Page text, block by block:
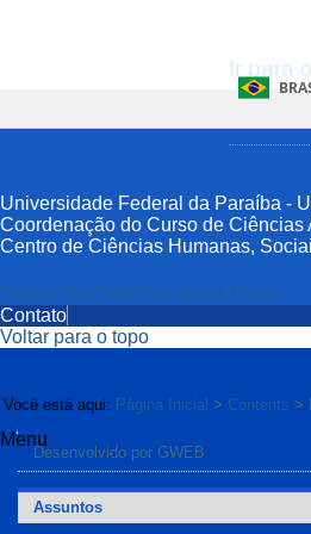
Ir para
Universidade Federal da Paraíba -
Coordenação do Curso de Ciências
Centro de Ciências Humanas,
Twitter YouTube Facebook Flickr
Contato
Você está aqui: Página Inicial > Contents >
Menu
Navegação
Desenvolvido por GWEB
Assuntos
Voltar para o topo